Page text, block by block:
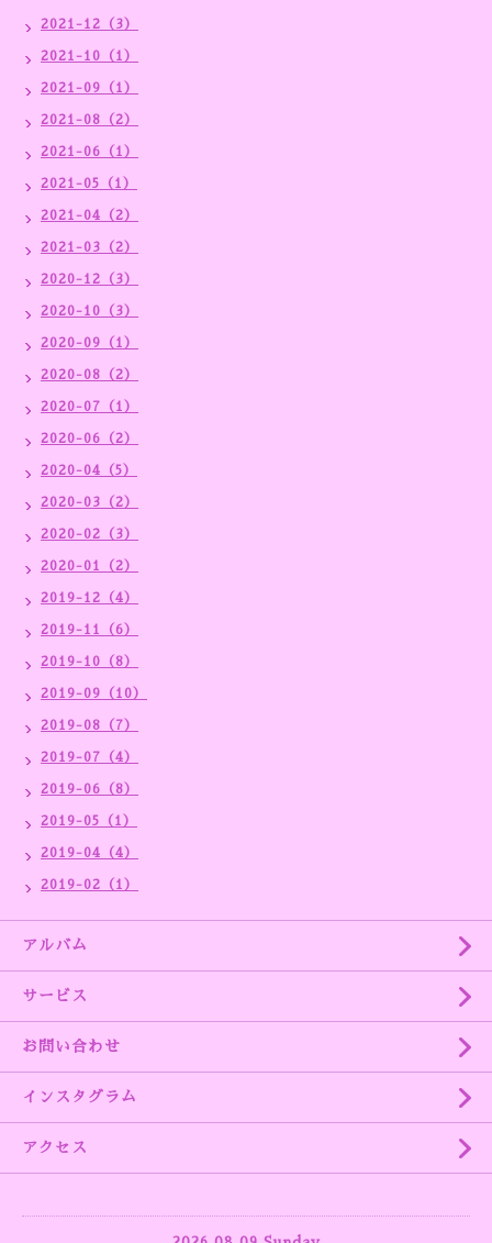
2021-12（3）
2021-10（1）
2021-09（1）
2021-08（2）
2021-06（1）
2021-05（1）
2021-04（2）
2021-03（2）
2020-12（3）
2020-10（3）
2020-09（1）
2020-08（2）
2020-07（1）
2020-06（2）
2020-04（5）
2020-03（2）
2020-02（3）
2020-01（2）
2019-12（4）
2019-11（6）
2019-10（8）
2019-09（10）
2019-08（7）
2019-07（4）
2019-06（8）
2019-05（1）
2019-04（4）
2019-02（1）
アルバム
サービス
お問い合わせ
インスタグラム
アクセス